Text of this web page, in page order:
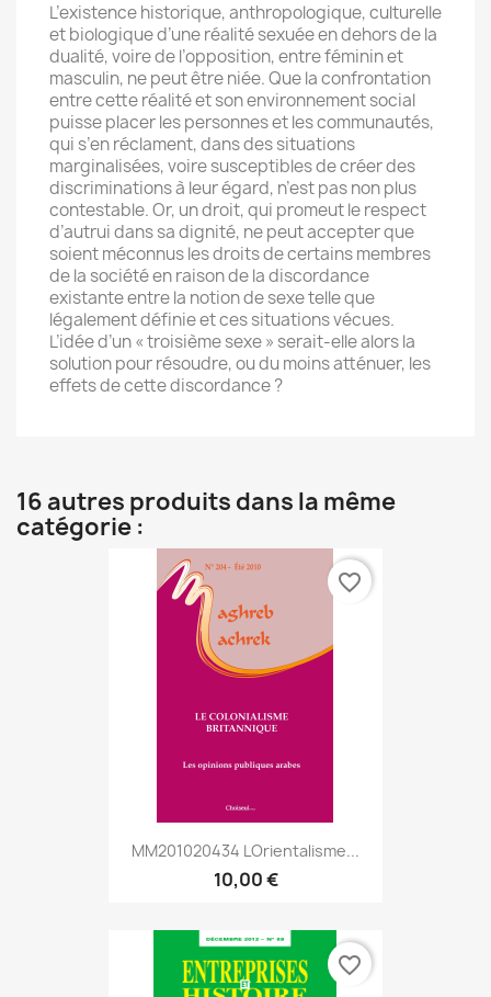
L’existence historique, anthropologique, culturelle
et biologique d’une réalité sexuée en dehors de la
dualité, voire de l’opposition, entre féminin et
masculin, ne peut être niée. Que la confrontation
entre cette réalité et son environnement social
puisse placer les personnes et les communautés,
qui s’en réclament, dans des situations
marginalisées, voire susceptibles de créer des
discriminations à leur égard, n’est pas non plus
contestable. Or, un droit, qui promeut le respect
d’autrui dans sa dignité, ne peut accepter que
soient méconnus les droits de certains membres
de la société en raison de la discordance
existante entre la notion de sexe telle que
légalement définie et ces situations vécues.
L’idée d’un « troisième sexe » serait-elle alors la
solution pour résoudre, ou du moins atténuer, les
effets de cette discordance ?
16 autres produits dans la même
catégorie :
MM201020434 Lorientalisme...
10,00 €
favorite_border
favorite_border